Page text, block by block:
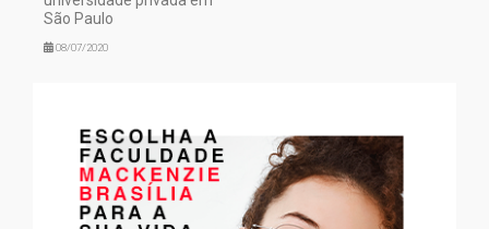
São Paulo
08/07/2020